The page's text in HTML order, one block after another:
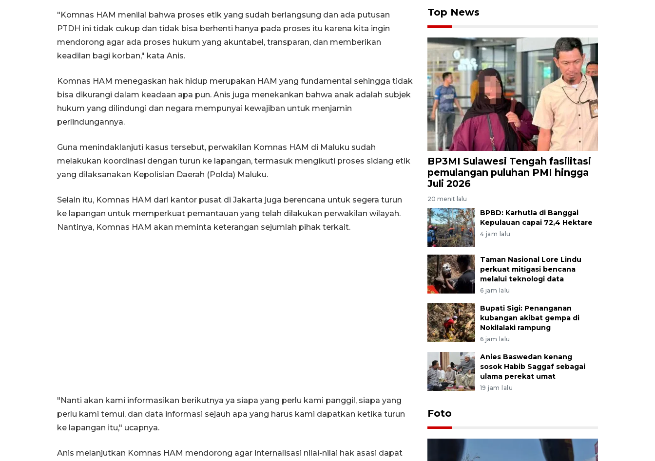
"Komnas HAM menilai bahwa proses etik yang sudah berlangsung dan ada putusan
PTDH ini tidak cukup dan tidak bisa berhenti hanya pada proses itu karena kita ingin
mendorong agar ada proses hukum yang akuntabel, transparan, dan memberikan
keadilan bagi korban," kata Anis.
Komnas HAM menegaskan hak hidup merupakan HAM yang fundamental sehingga tidak
bisa dikurangi dalam keadaan apa pun. Anis juga menekankan bahwa anak adalah subjek
hukum yang dilindungi dan negara mempunyai kewajiban untuk menjamin
perlindungannya.
Guna menindaklanjuti kasus tersebut, perwakilan Komnas HAM di Maluku sudah
melakukan koordinasi dengan turun ke lapangan, termasuk mengikuti proses sidang etik
yang dilaksanakan Kepolisian Daerah (Polda) Maluku.
Selain itu, Komnas HAM dari kantor pusat di Jakarta juga berencana untuk segera turun
ke lapangan untuk memperkuat pemantauan yang telah dilakukan perwakilan wilayah.
Nantinya, Komnas HAM akan meminta keterangan sejumlah pihak terkait.
"Nanti akan kami informasikan berikutnya ya siapa yang perlu kami panggil, siapa yang
perlu kami temui, dan data informasi sejauh apa yang harus kami dapatkan ketika turun
ke lapangan itu," ucapnya.
Anis melanjutkan Komnas HAM mendorong agar internalisasi nilai-nilai hak asasi dapat
Top News
BP3MI Sulawesi Tengah fasilitasi
pemulangan puluhan PMI hingga
Juli 2026
20 menit lalu
BPBD: Karhutla di Banggai
Kepulauan capai 72,4 Hektare
4 jam lalu
Taman Nasional Lore Lindu
perkuat mitigasi bencana
melalui teknologi data
6 jam lalu
Bupati Sigi: Penanganan
kubangan akibat gempa di
Nokilalaki rampung
6 jam lalu
Anies Baswedan kenang
sosok Habib Saggaf sebagai
ulama perekat umat
19 jam lalu
Foto